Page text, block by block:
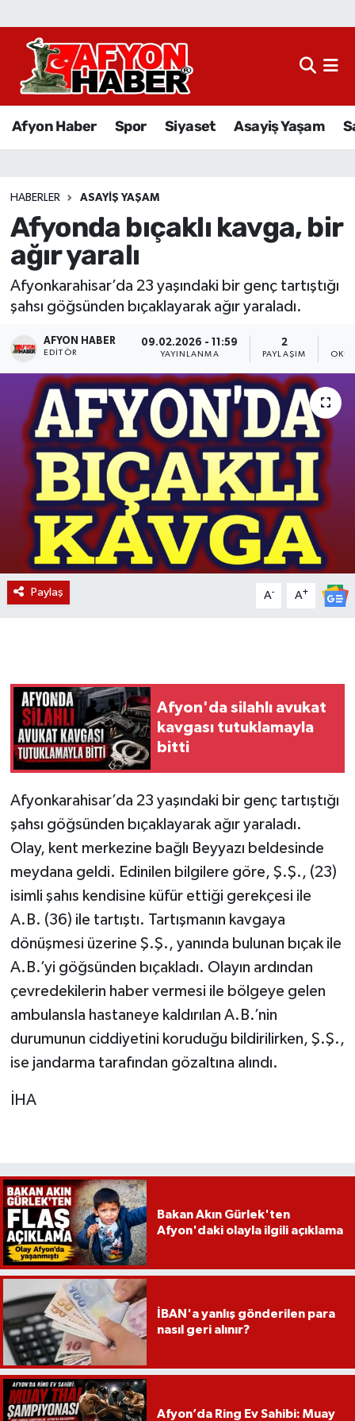
Afyon Haber Spor Siyaset Asayiş Yaşam
HABERLER ASAYIŞ YAŞAM
Afyonda bıçaklı kavga, bir
ağır yaralı
Afyonkarahisar’da 23 yaşındaki bir genç tartıştığı
şahsı göğsünden bıçaklayarak ağır yaraladı.
AFYON HABER
EDITÖR
09.02.2026 - 11:59
YAYINLANMA
2
PAYLAŞIM
Paylaş A- A+
Afyon'da silahlı avukat
kavgası tutuklamayla
bitti
Afyonkarahisar’da 23 yaşındaki bir genç tartıştığı
şahsı göğsünden bıçaklayarak ağır yaraladı.
Olay, kent merkezine bağlı Beyyazı beldesinde
meydana geldi. Edinilen bilgilere göre, Ş.Ş., (23)
isimli şahıs kendisine küfür ettiği gerekçesi ile
A.B. (36) ile tartıştı. Tartışmanın kavgaya
dönüşmesi üzerine Ş.Ş., yanında bulunan bıçak ile
A.B.’yi göğsünden bıçakladı. Olayın ardından
çevredekilerin haber vermesi ile bölgeye gelen
ambulansla hastaneye kaldırılan A.B.’nin
durumunun ciddiyetini koruduğu bildirilirken, Ş.Ş.,
ise jandarma tarafından gözaltına alındı.
İHA
Bakan Akın Gürlek'ten
Afyon'daki olayla ilgili açıklama
İBAN'a yanlış gönderilen para
nasıl geri alınır?
Afyon’da Ring Ev Sahibi: Muay
Afyon Haber
Sağlık
Eğitim
Sivil Toplum
Ekonomi
Magazin
Etkinlikler